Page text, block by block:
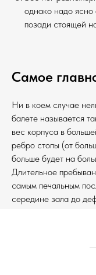
однако надо ясно
позади стоящей
Самое
Ни в коем случае
балете называется
вес корпуса в
ребро стопы (от
больше будет на
Длительное
самым печальным
середине зала до